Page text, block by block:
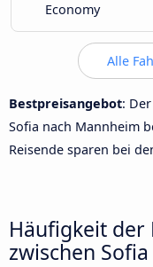
Economy
Alle
Bestpreisangebot:
Sofia nach Mannheim
Reisende sparen bei
Häufigkeit der
zwischen